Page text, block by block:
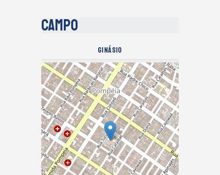
Campo
Ginásio